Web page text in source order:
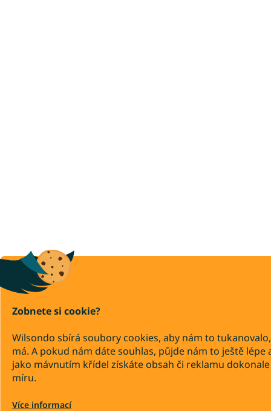
Zobnete si cookie?
Wilsondo sbírá soubory cookies, aby nám to
má. A pokud nám dáte souhlas, půjde nám to ještě lépe
jako mávnutím křídel získáte obsah či reklamu
míru.
Více informací